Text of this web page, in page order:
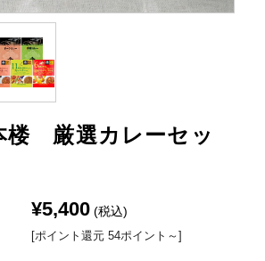
楼 厳選カレーセッ
¥5,400 (税込)
[ポイント還元 54ポイント～]